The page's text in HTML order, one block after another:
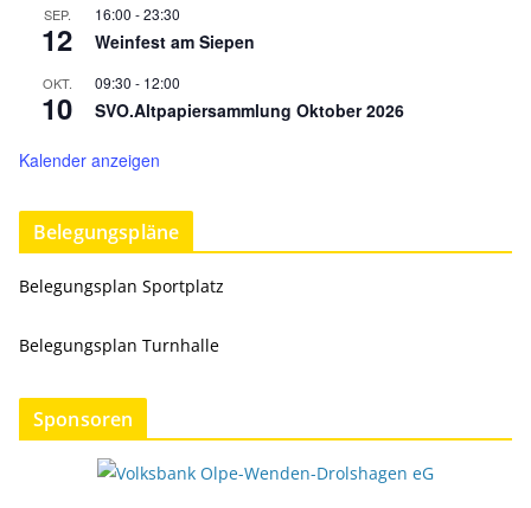
SEP.
12
16:00 -23:30
Weinfest am Siepen
OKT.
10
09:30 - 12:00
SVO.Altpapiersammlung Oktober 2026
Kalender anzeigen
Belegungspläne
Belegungsplan Sportplatz
Belegungsplan Turnhalle
Sponsoren